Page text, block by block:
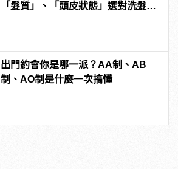
「髮質」、「頭皮狀態」選對洗髮
出門約會你是哪一派？AA制、AB
制、AO制是什麼一次搞懂